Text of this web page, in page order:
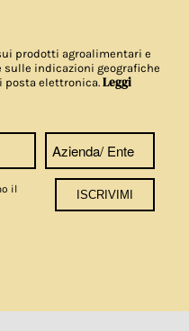
prodotti agroalimentari e
sulle indicazioni geografiche
posta elettronica.Leggi
il